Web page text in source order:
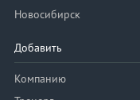
Новосибирск
Добавить
Компанию